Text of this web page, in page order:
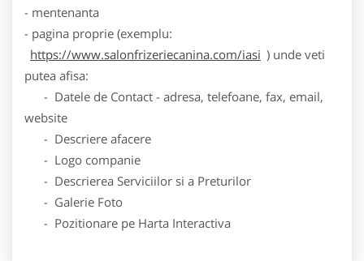
- mentenanta
- pagina proprie (exemplu:
https://www.salonfrizeriecanina.com/iasi ) unde veti
putea afisa:
- Datele de Contact - adresa, telefoane, fax, email,
website
- Descriere afacere
- Logo companie
- Descrierea Serviciilor si a Preturilor
- Galerie Foto
- Pozitionare pe Harta Interactiva